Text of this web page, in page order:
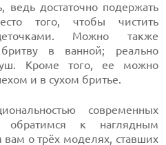
ведь достаточно подержать
того, чтобы чистить
Можно также
в ванной; реально
Кроме того, ее можно
и в сухом бритье.
современных
обратимся к наглядным
о трёх моделях, ставших